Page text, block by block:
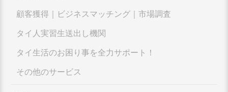
顧客獲得｜ビジネスマッチング｜市場調査
タイ人実習生送出し機関
タイ生活のお困り事を全力サポート！
その他のサービス